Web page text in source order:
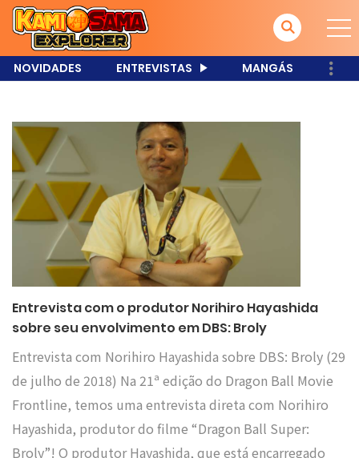
NOVIDADES ENTREVISTAS MANGÁS
Entrevista com o produtor Norihiro Hayashida
sobre seu envolvimento em DBS: Broly
Entrevista com Norihiro Hayashida sobre DBS: Broly (29
de julho de 2018) Na 21ª edição do Dragon Ball Movie
Frontline, temos uma entrevista direta com Norihiro
Hayashida, produtor do filme “Dragon Ball Super:
Broly”! O produtor Hayashida, que está encarregado